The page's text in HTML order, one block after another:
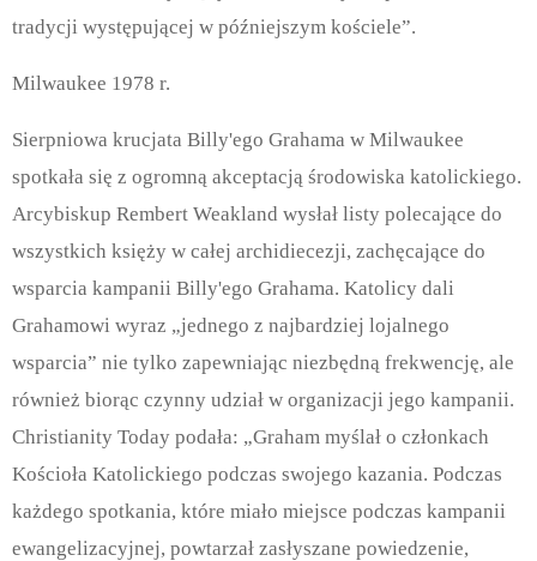
tradycji występującej w późniejszym kościele”.
Milwaukee 1978 r.
Sierpniowa krucjata Billy'ego Grahama w Milwaukee
spotkała się z ogromną akceptacją środowiska katolickiego.
Arcybiskup Rembert Weakland wysłał listy polecające do
wszystkich księży w całej archidiecezji, zachęcające do
wsparcia kampanii Billy'ego Grahama. Katolicy dali
Grahamowi wyraz „jednego z najbardziej lojalnego
wsparcia” nie tylko zapewniając niezbędną frekwencję, ale
również biorąc czynny udział w organizacji jego kampanii.
Christianity Today podała: „Graham myślał o członkach
Kościoła Katolickiego podczas swojego kazania. Podczas
każdego spotkania, które miało miejsce podczas kampanii
ewangelizacyjnej, powtarzał zasłyszane powiedzenie,